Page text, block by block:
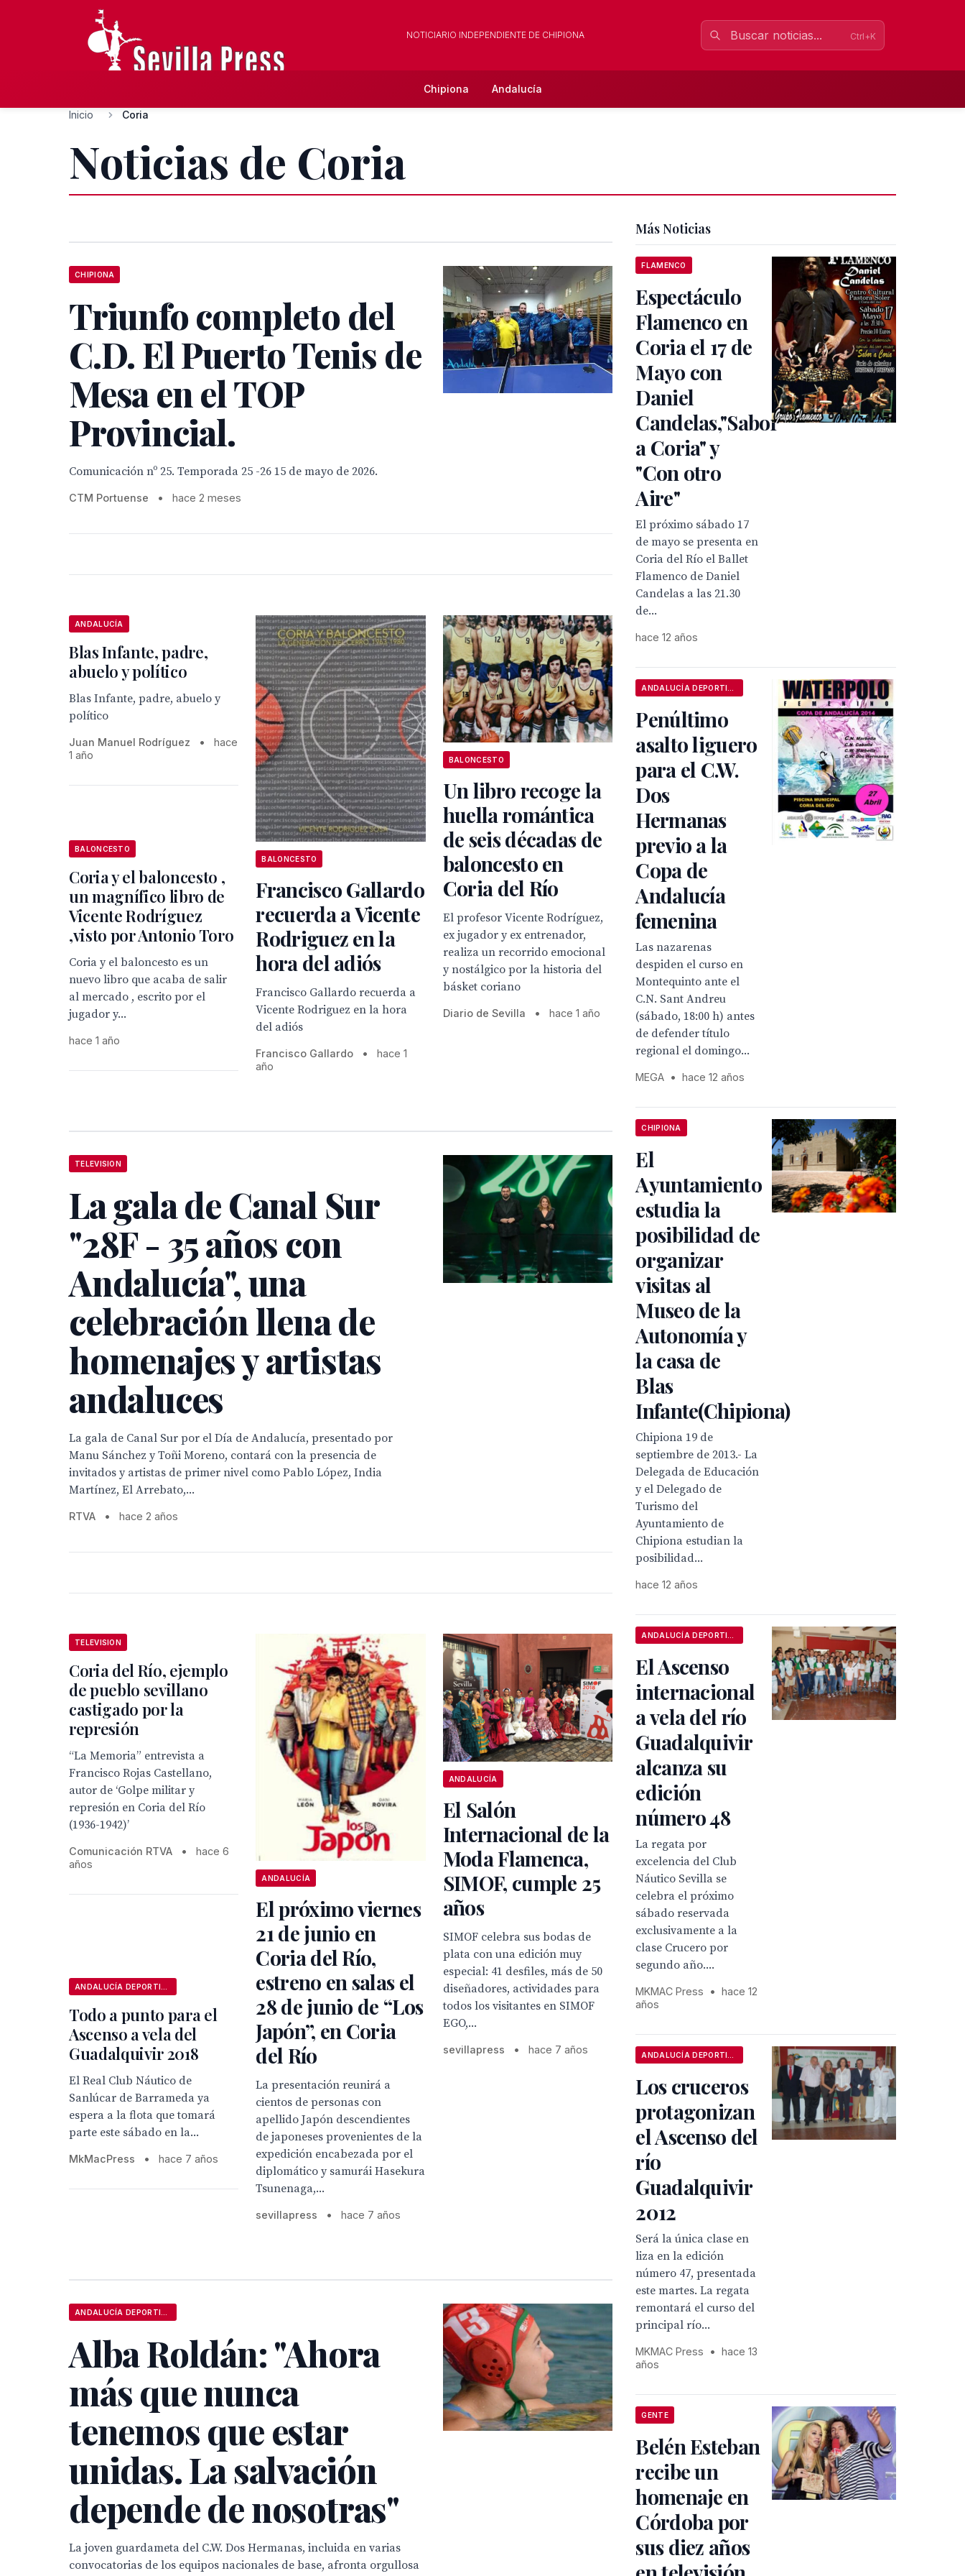
NOTICIARIO INDEPENDIENTE DE CHIPIONA Ctrl+K
Chipiona Andalucía
Inicio Coria
Noticias de Coria
CHIPIONA
Triunfo completo del
C.D. El Puerto Tenis de
Mesa en el TOP
Provincial.
Comunicación nº 25. Temporada 25 -26 15 de mayo de 2026.
CTM Portuense • hace 2 meses
ANDALUCÍA
Blas Infante, padre,
abuelo y político
Blas Infante, padre, abuelo y
político
Juan Manuel Rodríguez •
hace
1 año
BALONCESTO
Francisco Gallardo
recuerda a Vicente
Rodriguez en la
hora del adiós
Francisco Gallardo recuerda a
Vicente Rodriguez en la hora
del adiós
Francisco Gallardo •
hace 1
año
BALONCESTO
Un libro recoge la
huella romántica
de seis décadas de
baloncesto en
Coria del Río
El profesor Vicente Rodríguez,
ex jugador y ex entrenador,
realiza un recorrido emocional
y nostálgico por la historia del
básket coriano
Diario de Sevilla • hace 1 año
BALONCESTO
Coria y el baloncesto ,
un magnífico libro de
Vicente Rodríguez
,visto por Antonio Toro
Coria y el baloncesto es un
nuevo libro que acaba de salir
al mercado , escrito por el
jugador y...
hace 1 año
TELEVISION
La gala de Canal Sur
"28F - 35 años con
Andalucía", una
celebración llena de
homenajes y artistas
andaluces
La gala de Canal Sur por el Día de Andalucía, presentado por
Manu Sánchez y Toñi Moreno, contará con la presencia de
invitados y artistas de primer nivel como Pablo López, India
Martínez, El Arrebato,...
RTVA • hace 2 años
TELEVISION
Coria del Río, ejemplo
de pueblo sevillano
castigado por la
represión
“La Memoria” entrevista a
Francisco Rojas Castellano,
autor de ‘Golpe militar y
represión en Coria del Río
(1936-1942)’
Comunicación RTVA •
hace 6
años
ANDALUCÍA
El próximo viernes
21 de junio en
Coria del Río,
estreno en salas el
28 de junio de “Los
Japón”, en Coria
del Río
La presentación reunirá a
cientos de personas con
apellido Japón descendientes
de japoneses provenientes de la
expedición encabezada por el
diplomático y samurái Hasekura
Tsunenaga,...
sevillapress • hace 7 años
ANDALUCÍA
El Salón
Internacional de la
Moda Flamenca,
SIMOF, cumple 25
años
SIMOF celebra sus bodas de
plata con una edición muy
especial: 41 desfiles, más de 50
diseñadores, actividades para
todos los visitantes en SIMOF
EGO,...
sevillapress • hace 7 años
Todo a punto para el
Ascenso a vela del
Guadalquivir 2018
El Real Club Náutico de
Sanlúcar de Barrameda ya
espera a la flota que tomará
parte este sábado en la...
MkMacPress • hace 7 años
Alba Roldán: "Ahora
más que nunca
tenemos que estar
unidas. La salvación
depende de nosotras"
La joven guardameta del C.W. Dos Hermanas, incluida en varias
convocatorias de los equipos nacionales de base, afronta orgullosa
Más Noticias
FLAMENCO
Espectáculo
Flamenco en
Coria el 17 de
Mayo con
Daniel
Candelas,"Sabor
a Coria" y
"Con otro
Aire"
El próximo sábado 17
de mayo se presenta en
Coria del Río el Ballet
Flamenco de Daniel
Candelas a las 21.30
de...
hace 12 años
Penúltimo
asalto liguero
para el C.W.
Dos
Hermanas
previo a la
Copa de
Andalucía
femenina
Las nazarenas
despiden el curso en
Montequinto ante el
C.N. Sant Andreu
(sábado, 18:00 h) antes
de defender título
regional el domingo...
MEGA • hace 12 años
CHIPIONA
El
Ayuntamiento
estudia la
posibilidad de
organizar
visitas al
Museo de la
Autonomía y
la casa de
Blas
Infante(Chipiona)
Chipiona 19 de
septiembre de 2013.- La
Delegada de Educación
y el Delegado de
Turismo del
Ayuntamiento de
Chipiona estudian la
posibilidad...
hace 12 años
El Ascenso
internacional
a vela del río
Guadalquivir
alcanza su
edición
número 48
La regata por
excelencia del Club
Náutico Sevilla se
celebra el próximo
sábado reservada
exclusivamente a la
clase Crucero por
segundo año....
MKMAC Press •
hace 12
años
Los cruceros
protagonizan
el Ascenso del
río
Guadalquivir
2012
Será la única clase en
liza en la edición
número 47, presentada
este martes. La regata
remontará el curso del
principal río...
MKMAC Press •
hace 13
años
GENTE
Belén Esteban
recibe un
homenaje en
Córdoba por
sus diez años